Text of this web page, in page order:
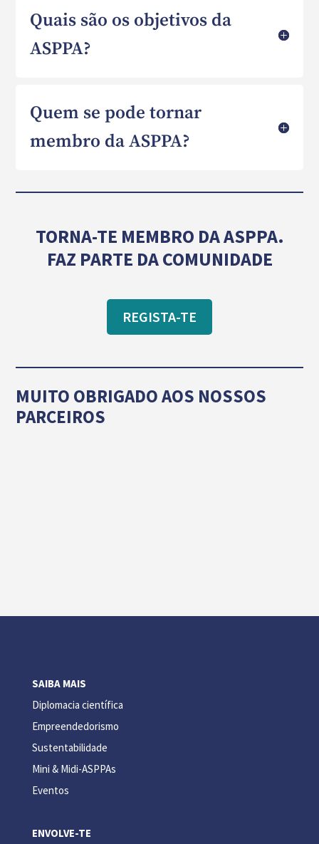
Quais são os objetivos da
ASPPA?
Quem se pode tornar
membro da ASPPA?
TORNA-TE MEMBRO DA ASPPA.
FAZ PARTE DA COMUNIDADE
REGISTA-TE
MUITO OBRIGADO AOS NOSSOS
PARCEIROS
SAIBA MAIS
Diplomacia científica
Empreendedorismo
Sustentabilidade
Mini & Midi-ASPPAs
Eventos
ENVOLVE-TE